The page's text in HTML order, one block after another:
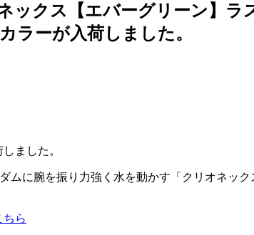
ックス【エバーグリーン】
ラーが入荷しました。
ました。
ムに腕を振り力強く水を動かす「クリオネック
ちら